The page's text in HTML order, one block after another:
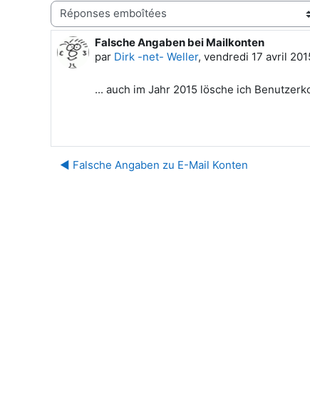
Type d’affichage
Falsche Angaben bei Mailkonten
par Dirk -net- Weller, vendredi 17 avril
Nombre de réponses : 0
... auch im Jahr 2015 lösche ich
◀︎ Falsche Angaben zu E-Mail Konten